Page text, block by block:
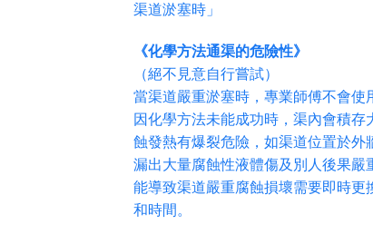
渠道淤塞時」
《化學方法通渠的危險性》
（絕不見意自行嘗試）
當渠道嚴重淤塞時，專業師傅不會使
因化學方法未能成功時，渠內會積
蝕發熱有爆裂危險，如渠道位置於外
漏出大量腐蝕性液體傷及別人後果嚴
能導致渠道嚴重腐蝕損壞需要即時更
和時間。